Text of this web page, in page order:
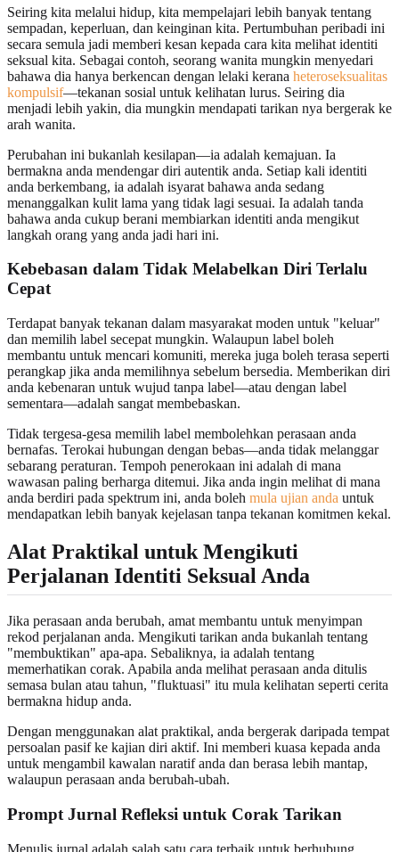
Seiring kita melalui hidup, kita mempelajari lebih banyak tentang
sempadan, keperluan, dan keinginan kita. Pertumbuhan peribadi ini
secara semula jadi memberi kesan kepada cara kita melihat identiti
seksual kita. Sebagai contoh, seorang wanita mungkin menyedari
bahawa dia hanya berkencan dengan lelaki kerana heteroseksualitas
kompulsif—tekanan sosial untuk kelihatan lurus. Seiring dia
menjadi lebih yakin, dia mungkin mendapati tarikan nya bergerak ke
arah wanita.
Perubahan ini bukanlah kesilapan—ia adalah kemajuan. Ia
bermakna anda mendengar diri autentik anda. Setiap kali identiti
anda berkembang, ia adalah isyarat bahawa anda sedang
menanggalkan kulit lama yang tidak lagi sesuai. Ia adalah tanda
bahawa anda cukup berani membiarkan identiti anda mengikut
langkah orang yang anda jadi hari ini.
Kebebasan dalam Tidak Melabelkan Diri Terlalu
Cepat
Terdapat banyak tekanan dalam masyarakat moden untuk "keluar"
dan memilih label secepat mungkin. Walaupun label boleh
membantu untuk mencari komuniti, mereka juga boleh terasa seperti
perangkap jika anda memilihnya sebelum bersedia. Memberikan diri
anda kebenaran untuk wujud tanpa label—atau dengan label
sementara—adalah sangat membebaskan.
Tidak tergesa-gesa memilih label membolehkan perasaan anda
bernafas. Terokai hubungan dengan bebas—anda tidak melanggar
sebarang peraturan. Tempoh penerokaan ini adalah di mana
wawasan paling berharga ditemui. Jika anda ingin melihat di mana
anda berdiri pada spektrum ini, anda boleh mula ujian anda untuk
mendapatkan lebih banyak kejelasan tanpa tekanan komitmen kekal.
Alat Praktikal untuk Mengikuti
Perjalanan Identiti Seksual Anda
Jika perasaan anda berubah, amat membantu untuk menyimpan
rekod perjalanan anda. Mengikuti tarikan anda bukanlah tentang
"membuktikan" apa-apa. Sebaliknya, ia adalah tentang
memerhatikan corak. Apabila anda melihat perasaan anda ditulis
semasa bulan atau tahun, "fluktuasi" itu mula kelihatan seperti cerita
bermakna hidup anda.
Dengan menggunakan alat praktikal, anda bergerak daripada tempat
persoalan pasif ke kajian diri aktif. Ini memberi kuasa kepada anda
untuk mengambil kawalan naratif anda dan berasa lebih mantap,
walaupun perasaan anda berubah-ubah.
Prompt Jurnal Refleksi untuk Corak Tarikan
Menulis jurnal adalah salah satu cara terbaik untuk berhubung